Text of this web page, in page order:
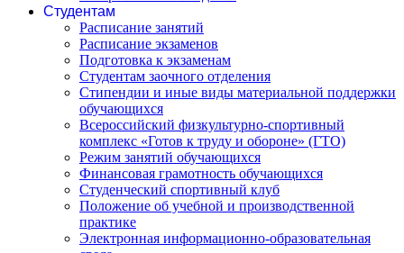
Студентам
Расписание занятий
Расписание экзаменов
Подготовка к экзаменам
Студентам заочного отделения
Стипендии и иные виды материальной поддержки
обучающихся
Всероссийский физкультурно-спортивный
комплекс «Готов к труду и обороне» (ГТО)
Режим занятий обучающихся
Финансовая грамотность обучающихся
Студенческий спортивный клуб
Положение об учебной и производственной
практике
Электронная информационно-образовательная